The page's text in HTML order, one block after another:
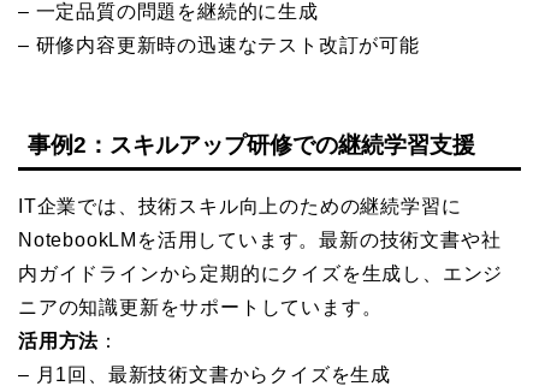
– 一定品質の問題を継続的に生成
– 研修内容更新時の迅速なテスト改訂が可能
事例2：スキルアップ研修での継続学習支援
IT企業では、技術スキル向上のための継続学習に
NotebookLMを活用しています。最新の技術文書や社
内ガイドラインから定期的にクイズを生成し、エンジ
ニアの知識更新をサポートしています。
活用方法 ：
– 月1回、最新技術文書からクイズを生成